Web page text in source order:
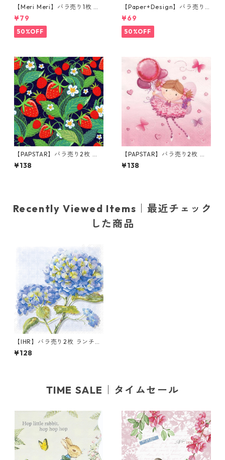
【Meri Meri】バラ売り1枚 ラ
ンチサイズ ペーパーナプキン
Animal Parade レッド
¥79
50%OFF
【Paper+Design】バラ売り2
枚 ランチサイズ ペーパーナプ
キン Dog & Cat ホワイト
¥69
50%OFF
【PAPSTAR】バラ売り2枚 ラ
ンチサイズ ペーパーナプキン
Jordgubbe レッドxパープル
¥138
【PAPSTAR】バラ売り2枚 ラ
ンチサイズ ペーパーナプキン
Little Dancer ピンク
¥138
Recently Viewed Items｜最近チェック
した商品
【IHR】バラ売り2枚 ランチサ
イズ ペーパーナプキン LOREA
ブルー
¥128
TIME SALE｜タイムセール